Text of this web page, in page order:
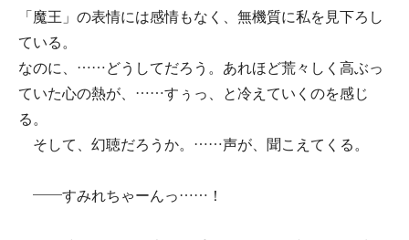
「魔王」の表情には感情もなく、無機質に私を見下ろし
ている。
なのに、……どうしてだろう。あれほど荒々しく高ぶっ
ていた心の熱が、……すぅっ、と冷えていくのを感じ
る。
そして、幻聴だろうか。……声が、聞こえてくる。
――すみれちゃーんっ……！